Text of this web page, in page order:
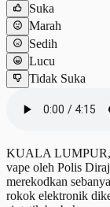
Suka
Marah
Sedih
Lucu
Tidak Suka
KUALA LUMPUR,
vape oleh Polis
merekodkan
rokok elektronik